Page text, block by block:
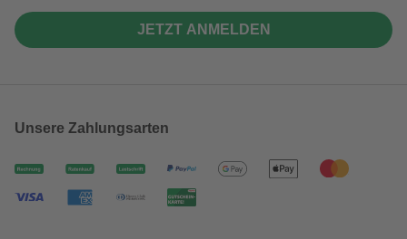
JETZT ANMELDEN
Unsere Zahlungsarten